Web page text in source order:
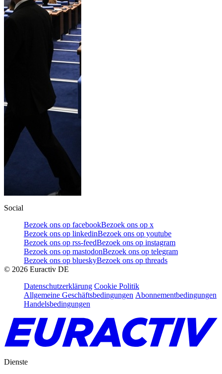
Social
Bezoek ons op facebookBezoek ons op x
Bezoek ons op linkedinBezoek ons op youtube
Bezoek ons op rss-feedBezoek ons op instagram
Bezoek ons op mastodonBezoek ons op telegram
Bezoek ons op blueskyBezoek ons op threads
© 2026 Euractiv DE
Datenschutzerklärung Cookie Politik
Allgemeine Geschäftsbedingungen Abonnementbedingungen
Handelsbedingungen
Dienste